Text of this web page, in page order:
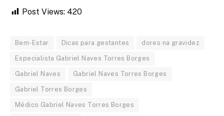
Post Views: 420
Bem-Estar Dicas para gestantes dores na gravidez
Especialista Gabriel Naves Torres Borges
Gabriel Naves Gabriel Naves Torres Borges
Gabriel Torres Borges
Médico Gabriel Naves Torres Borges